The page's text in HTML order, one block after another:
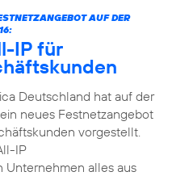
AUF DER
IP für
Deutschland hat auf der
neues Festnetzangebot
vorgestellt.
IP
Unternehmen alles aus